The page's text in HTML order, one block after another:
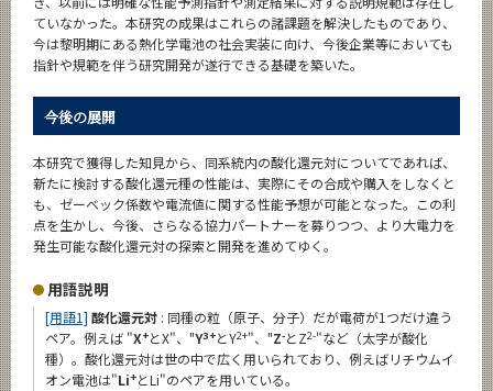
ていなかった。本研究の成果はこれらの諸課題を解決したものであり、
今は黎明期にある熱化学電池の社会実装に向け、今後企業等においても
指針や規範を伴う研究開発が遂行できる基礎を築いた。
今後の展開
本研究で獲得した知見から、同系統内の酸化還元対についてであれば、
新たに検討する酸化還元種の性能は、実際にその合成や購入をしなくと
も、ゼーベック係数や電流値に関する性能予想が可能となった。この利
点を生かし、今後、さらなる協力パートナーを募りつつ、より大電力を
発生可能な酸化還元対の探索と開発を進めてゆく。
用語説明
[用語1] 酸化還元対 : 同種の粒（原子、分子）だが電荷が1つだけ違う
ペア。例えば "X+とX"、"Y3+とY2+"、"Z-とZ2-"など（太字が酸化
種）。酸化還元対は世の中で広く用いられており、例えばリチウムイ
オン電池は"Li+とLi"のペアを用いている。